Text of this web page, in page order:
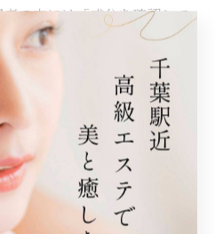
の中には「成分を確認して
がなかった」「避けたい成
えた」といった体験談もあ
分の安全性や配合バランス
ば専門家に相談することを
と合わない成分は避け、安
を心がけましょう。